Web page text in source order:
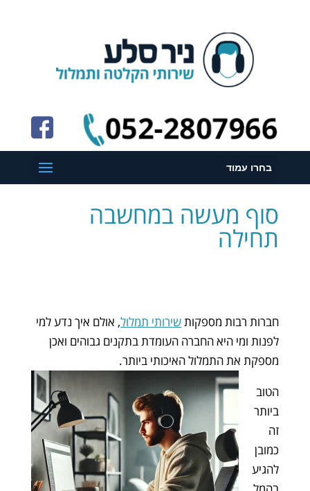
בחרו עמוד
סוף מעשה במחשבה
תחילה
חברות רבות מספקותשירותי תמלול, אולם איך נדע למי
לפנות ומי היא החברה העומדת בתקנים גבוהים ואכן
מספקת את התמלול האיכותי ביותר.
הטוב
ביותר
זה
כמובן
להגיע